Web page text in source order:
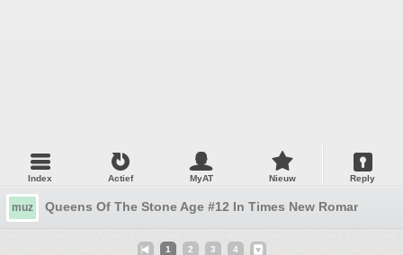
Index Actief MyAT Nieuw Reply
muz Queens Of The Stone Age #12 In Times New Roman...!
1 2 3 4